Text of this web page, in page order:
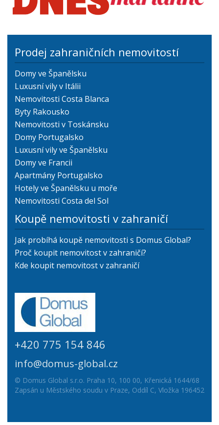
Prodej zahraničních nemovitostí
Domy ve Španělsku
Luxusní vily v Itálii
Nemovitosti Costa Blanca
Byty Rakousko
Nemovitosti v Toskánsku
Domy Portugalsko
Luxusní vily ve Španělsku
Domy ve Francii
Apartmány Portugalsko
Hotely ve Španělsku u moře
Nemovitosti Costa del Sol
Koupě nemovitosti v zahraničí
Jak probíhá koupě nemovitosti s Domus Global?
Proč koupit nemovitost v zahraničí?
Kde koupit nemovitost v zahraničí
+420 775 154 846
info@domus-global.cz
© Domus Global s.r.o. Praha 10, 100 00, Křenická 1644/68
Zapsán u Městského soudu v Praze, Oddíl C, Vložka 196452